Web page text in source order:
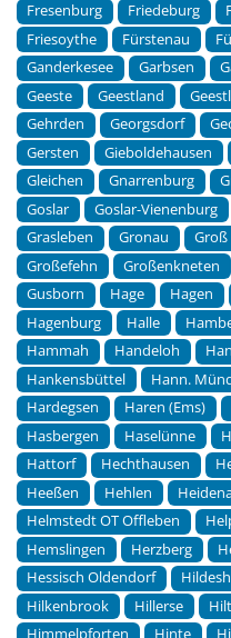
Fresenburg
Friedeburg
Friesoythe
Fürstenau
Ganderkesee
Garbsen
Geeste
Geestland
Gehrden
Georgsdorf
Gersten
Gieboldehausen
Gleichen
Gnarrenburg
Goslar
Goslar-Vienenburg
Grasleben
Gronau Groß
Großefehn
Großenkneten
Gusborn
Hage Hagen
Hagenburg
Halle
Hammah
Handeloh
Hankensbüttel
Hann.
Hardegsen
Haren (Ems)
Hasbergen
Haselünne
Hattorf
Hechthausen
Heeßen
Hehlen
Helmstedt OT Offleben
Hemslingen
Herzberg
Hessisch Oldendorf
Hilkenbrook
Hillerse
Himmelpforten
Hinte